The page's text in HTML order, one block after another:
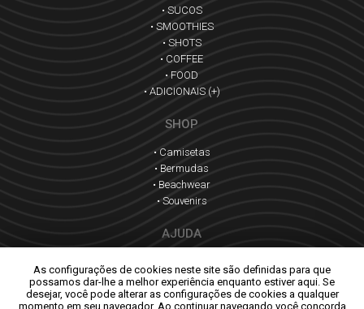
As configurações de cookies neste site são definidas para que
possamos dar-lhe a melhor experiência enquanto estiver aqui. Se
desejar, você pode alterar as configurações de cookies a qualquer
momento em seu navegador. Ao continuar navegando você concorda
• SUCOS
• SMOOTHIES
• SHOTS
• COFFEE
• FOOD
• ADICIONAIS (+)
SHOP
• Camisetas
• Bermudas
• Beachwear
• Souvenirs
AJUDA
• Política de Privacidade
• Termos de Uso